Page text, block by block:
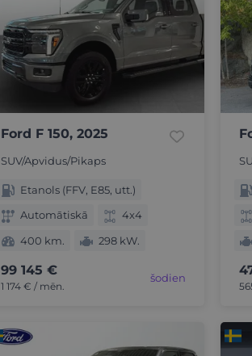
Ford F 150, 2025
SUV/Apvidus/Pikaps
Etanols (FFV, E85, utt.)
Automātiskā
4x4
400 km.
298 kW.
99 145 €
1 174 € / mēn.
šodien